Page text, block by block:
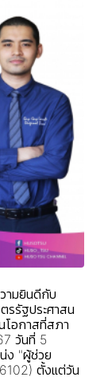
ามยินดีกับ
รรัฐประศาสน
โอกาสที่สภา
วันที่ 5
ง "ผู้ช่วย
ตั้งแต่วัน